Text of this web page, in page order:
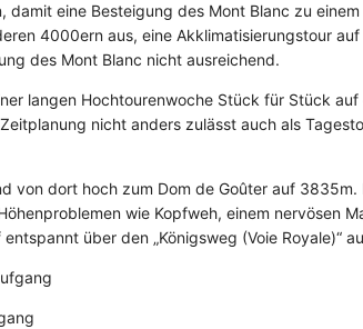
eine Besteigung des Mont Blanc zu
4000ern aus, eine Akklimatisierungstour
des Mont Blanc nicht ausreichend.
langen Hochtourenwoche Stück für Stück
nicht anders zulässt auch als
von dort hoch zum Dom de Goûter auf
wie Kopfweh, einem nervösen
über den „Königsweg (Voie Royale)“